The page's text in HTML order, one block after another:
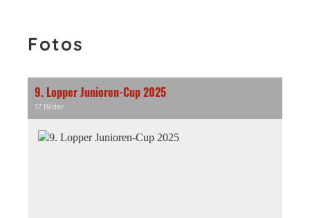
Fotos
9. Lopper Junioren-Cup 2025
17 Bilder